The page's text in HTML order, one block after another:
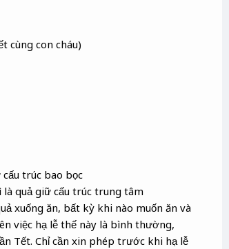
cùng con cháu)
trúc bao bọc
quả giữ cấu trúc trung tâm
xuống ăn, bất kỳ khi nào muốn ăn và
việc hạ lễ thế này là bình thường,
Tết. Chỉ cần xin phép trước khi hạ lễ